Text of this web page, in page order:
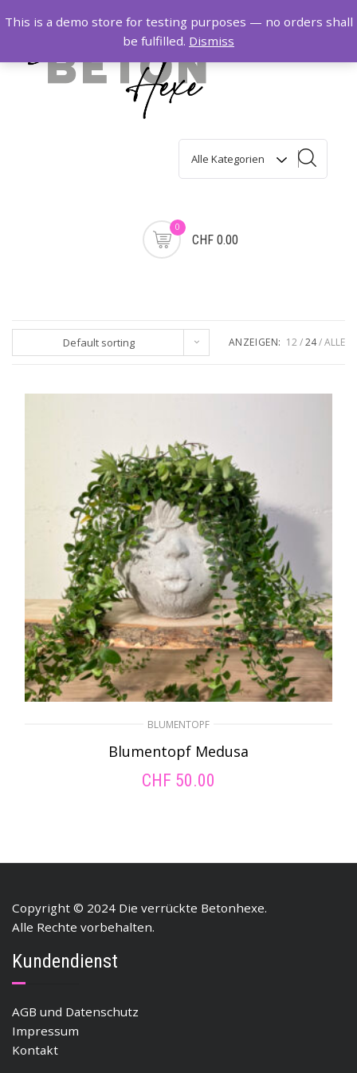
Inhalt
0
CHF 0.00
Default sorting ANZEIGEN: 12 24 ALLE
BLUMENTOPF
Blumentopf Medusa
CHF 50.00
Copyright © 2024 Die verrückte Betonhexe.
Alle Rechte vorbehalten.
Kundendienst
AGB und Datenschutz
Impressum
Kontakt
This is a demo store for testing purposes — no orders shall
be fulfilled. Dismiss